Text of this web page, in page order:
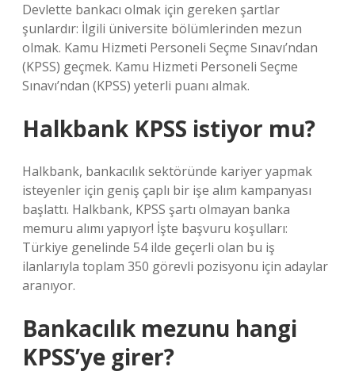
Devlette bankacı olmak için gereken şartlar
şunlardır: İlgili üniversite bölümlerinden mezun
olmak. Kamu Hizmeti Personeli Seçme Sınavı’ndan
(KPSS) geçmek. Kamu Hizmeti Personeli Seçme
Sınavı’ndan (KPSS) yeterli puanı almak.
Halkbank KPSS istiyor mu?
Halkbank, bankacılık sektöründe kariyer yapmak
isteyenler için geniş çaplı bir işe alım kampanyası
başlattı. Halkbank, KPSS şartı olmayan banka
memuru alımı yapıyor! İşte başvuru koşulları:
Türkiye genelinde 54 ilde geçerli olan bu iş
ilanlarıyla toplam 350 görevli pozisyonu için adaylar
aranıyor.
Bankacılık mezunu hangi
KPSS’ye girer?